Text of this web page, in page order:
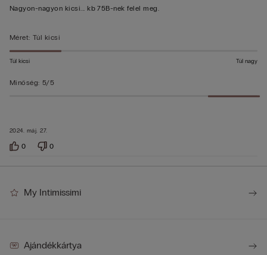
2024. máj. 27.
Nagyon-nagyon kicsi... kb 75B-nek felel meg.
Méret: Túl kicsi
Túl kicsi Túl nagy
Minőség: 5/5
0 0
My Intimissimi
Ajándékkártya